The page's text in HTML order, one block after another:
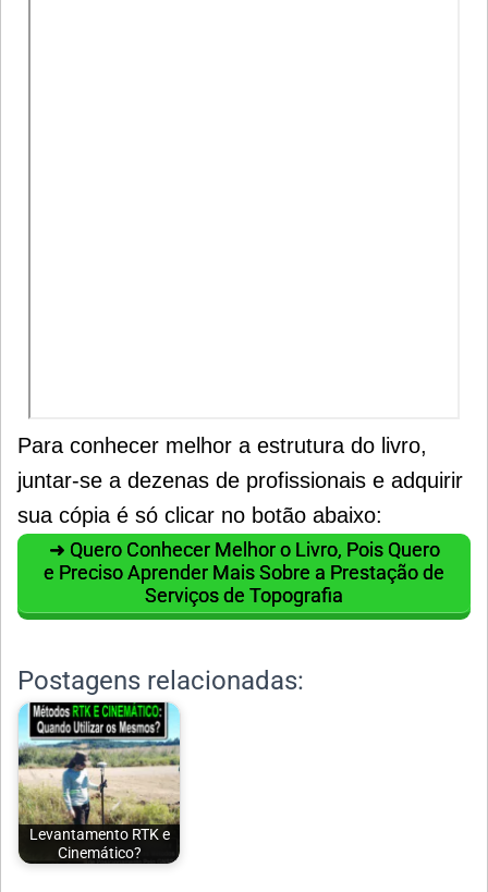
Para conhecer melhor a estrutura do livro,
juntar-se a dezenas de profissionais e adquirir
sua cópia é só clicar no botão abaixo:
➜ Quero Conhecer Melhor o Livro, Pois Quero
e Preciso Aprender Mais Sobre a Prestação de
Serviços de Topografia
Postagens relacionadas:
Levantamento RTK e
Cinemático?